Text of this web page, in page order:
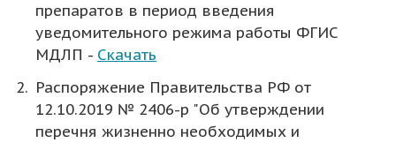
препаратов в период введения
уведомительного режима работы ФГИС
МДЛП - Скачать
Распоряжение Правительства РФ от
12.10.2019 № 2406-р "Об утверждении
перечня жизненно необходимых и